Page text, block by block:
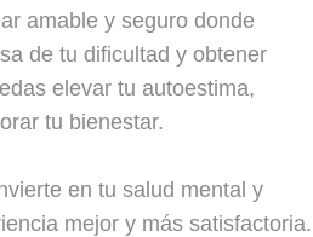
amable y seguro donde
de tu dificultad y obtener
elevar tu autoestima,
tu bienestar.
en tu salud mental y
mejor y más satisfactoria.